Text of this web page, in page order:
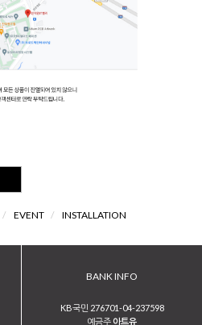
/ EVENT / INSTALLATION
BANK INFO
KB국민 276701-04-237598
예금주 아트유